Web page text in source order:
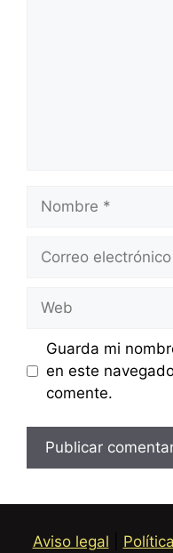
electrónico
Guarda mi
en este
comente.
Aviso legal